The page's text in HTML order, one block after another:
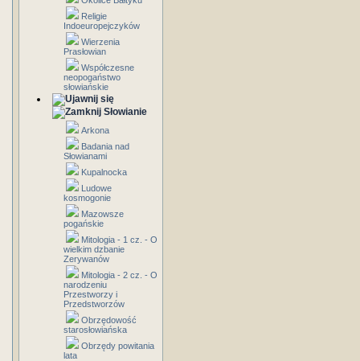
Religie
Indoeuropejczyków
Wierzenia
Prasłowian
Współczesne
neopogaństwo
słowiańskie
Słowianie
Arkona
Badania nad
Słowianami
Kupalnocka
Ludowe
kosmogonie
Mazowsze
pogańskie
Mitologia - 1 cz. - O
wielkim dzbanie
Zerywanów
Mitologia - 2 cz. - O
narodzeniu
Przestworzy i
Przedstworzów
Obrzędowość
starosłowiańska
Obrzędy powitania
lata